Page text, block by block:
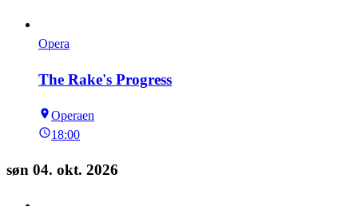
Opera
The Rake's Progress
Operaen
18:00
søn 04. okt. 2026